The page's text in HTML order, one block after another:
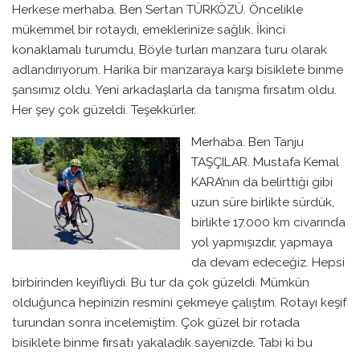
Herkese merhaba. Ben Sertan TÜRKÖZÜ. Öncelikle
mükemmel bir rotaydı, emeklerinize sağlık. İkinci
konaklamalı turumdu. Böyle turları manzara turu olarak
adlandırıyorum. Harika bir manzaraya karşı bisiklete binme
şansımız oldu. Yeni arkadaşlarla da tanışma fırsatım oldu.
Her şey çok güzeldi. Teşekkürler.
Merhaba. Ben Tanju
TAŞÇILAR. Mustafa Kemal
KARA’nın da belirttiği gibi
uzun süre birlikte sürdük,
birlikte 17.000 km civarında
yol yapmışızdır, yapmaya
da devam edeceğiz. Hepsi
birbirinden keyifliydi. Bu tur da çok güzeldi. Mümkün
olduğunca hepinizin resmini çekmeye çalıştım. Rotayı keşif
turundan sonra incelemiştim. Çok güzel bir rotada
bisiklete binme fırsatı yakaladık sayenizde. Tabi ki bu